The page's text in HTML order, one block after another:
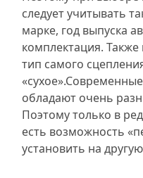
следует учитывать
марке, год выпуска
комплектация.
тип самого
обладают очень
Поэтому только в
есть возможность
установить на